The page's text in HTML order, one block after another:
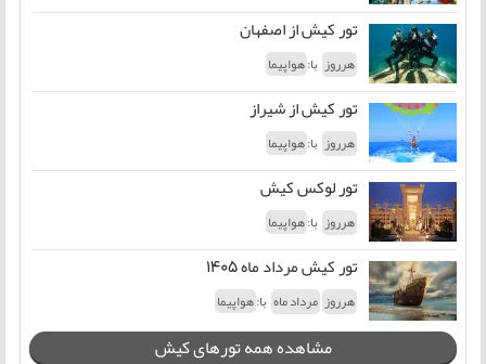
تور کیش از اصفهان
هرروز با:هواپیما
تور کیش از شیراز
هرروز با:هواپیما
تور لوکس کیش
هرروز با:هواپیما
تور کیش مرداد ماه 1405
هرروز مرداد ماه با:هواپیما
مشاهده همه تورهای کیش